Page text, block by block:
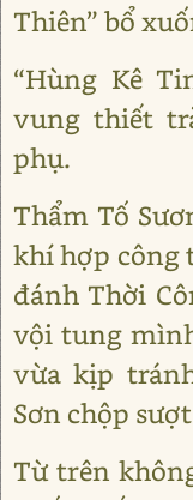
Thiên” bổ
“Hùng Kê
vung thiết
phụ.
Thẩm Tố
khí hợp công
đánh Thời
vội tung
vừa kịp
Sơn chộp
Từ trên